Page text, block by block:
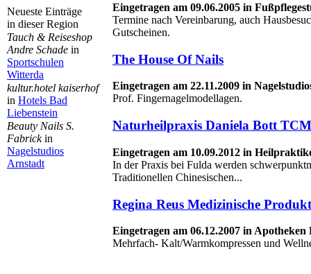
Neueste Einträge
in dieser Region
Tauch & Reiseshop
Andre Schade in
Sportschulen
Witterda
kultur.hotel kaiserhof
in Hotels Bad
Liebenstein
Beauty Nails S.
Fabrickin
Nagelstudios
Arnstadt
Eingetragen am 09.06.2005 in
Termine nach Vereinbarung, auch
Gutscheinen.
The House Of Nails
Eingetragen am 22.11.2009 in
Prof. Fingernagelmodellagen.
Naturheilpraxis Daniela Bott
Eingetragen am 10.09.2012 in
In der Praxis bei Fulda werden
Traditionellen Chinesischen...
Regina Reus Medizinische
Eingetragen am 06.12.2007 in Apotheken
Mehrfach- Kalt/Warmkompressen und